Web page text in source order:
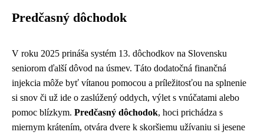
Predčasný dôchodok
V roku 2025 prináša systém 13. dôchodkov na Slovensku
seniorom ďalší dôvod na úsmev. Táto dodatočná finančná
injekcia môže byť vítanou pomocou a príležitosťou na splnenie
si snov či už ide o zaslúžený oddych, výlet s vnúčatami alebo
pomoc blízkym. Predčasný dôchodok, hoci prichádza s
miernym krátením, otvára dvere k skoršiemu užívaniu si jesene